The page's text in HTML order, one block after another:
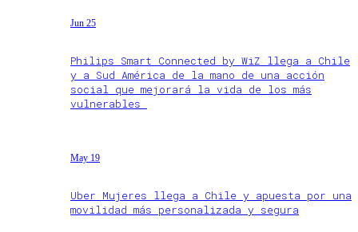
Jun 25
Philips Smart Connected by WiZ llega a Chile
y a Sud América de la mano de una acción
social que mejorará la vida de los más
vulnerables
May 19
Uber Mujeres llega a Chile y apuesta por una
movilidad más personalizada y segura